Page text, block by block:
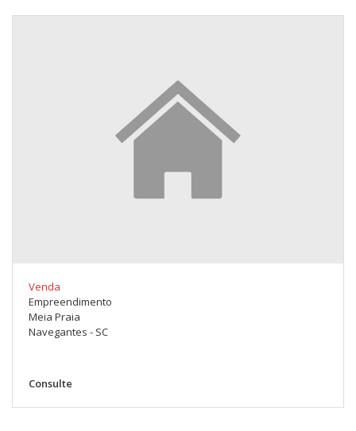
Venda
Empreendimento
Meia Praia
Navegantes - SC
Consulte